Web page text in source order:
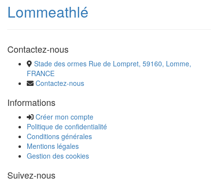
Lommeathlé
Contactez-nous
Stade des ormes Rue de Lompret, 59160, Lomme,
FRANCE
Contactez-nous
Informations
Créer mon compte
Politique de confidentialité
Conditions générales
Mentions légales
Gestion des cookies
Suivez-nous